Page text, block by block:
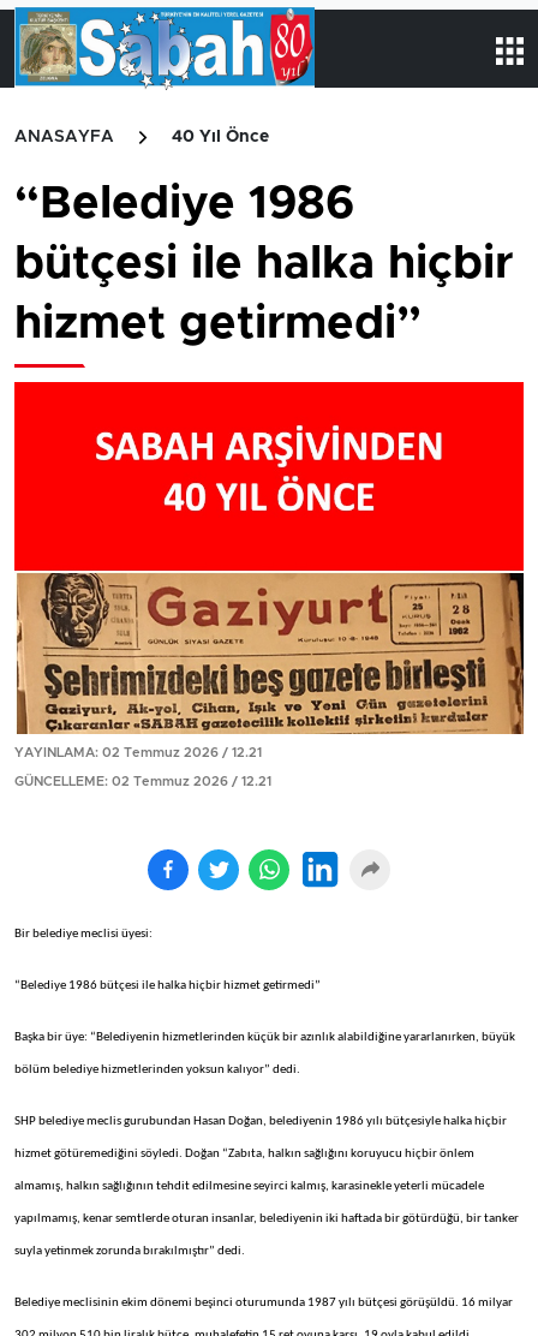
ANASAYFA 40 Yıl Önce
“Belediye 1986
bütçesi ile halka hiçbir
hizmet getirmedi”
YAYINLAMA: 02 Temmuz 2026 / 12.21
GÜNCELLEME: 02 Temmuz 2026 / 12.21
Bir belediye meclisi üyesi:
“Belediye 1986 bütçesi ile halka hiçbir hizmet getirmedi”
Başka bir üye: “Belediyenin hizmetlerinden küçük bir azınlık alabildiğine yararlanırken, büyük
bölüm belediye hizmetlerinden yoksun kalıyor” dedi.
SHP belediye meclis gurubundan Hasan Doğan, belediyenin 1986 yılı bütçesiyle halka hiçbir
hizmet götüremediğini söyledi. Doğan “Zabıta, halkın sağlığını koruyucu hiçbir önlem
almamış, halkın sağlığının tehdit edilmesine seyirci kalmış, karasinekle yeterli mücadele
yapılmamış, kenar semtlerde oturan insanlar, belediyenin iki haftada bir götürdüğü, bir tanker
suyla yetinmek zorunda bırakılmıştır” dedi.
Belediye meclisinin ekim dönemi beşinci oturumunda 1987 yılı bütçesi görüşüldü. 16 milyar